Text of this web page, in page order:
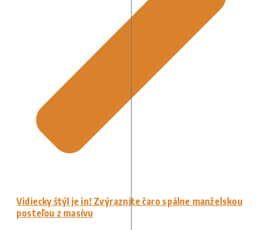
Vidiecky štýl je in! Zvýraznite čaro spálne manželskou
posteľou z masívu